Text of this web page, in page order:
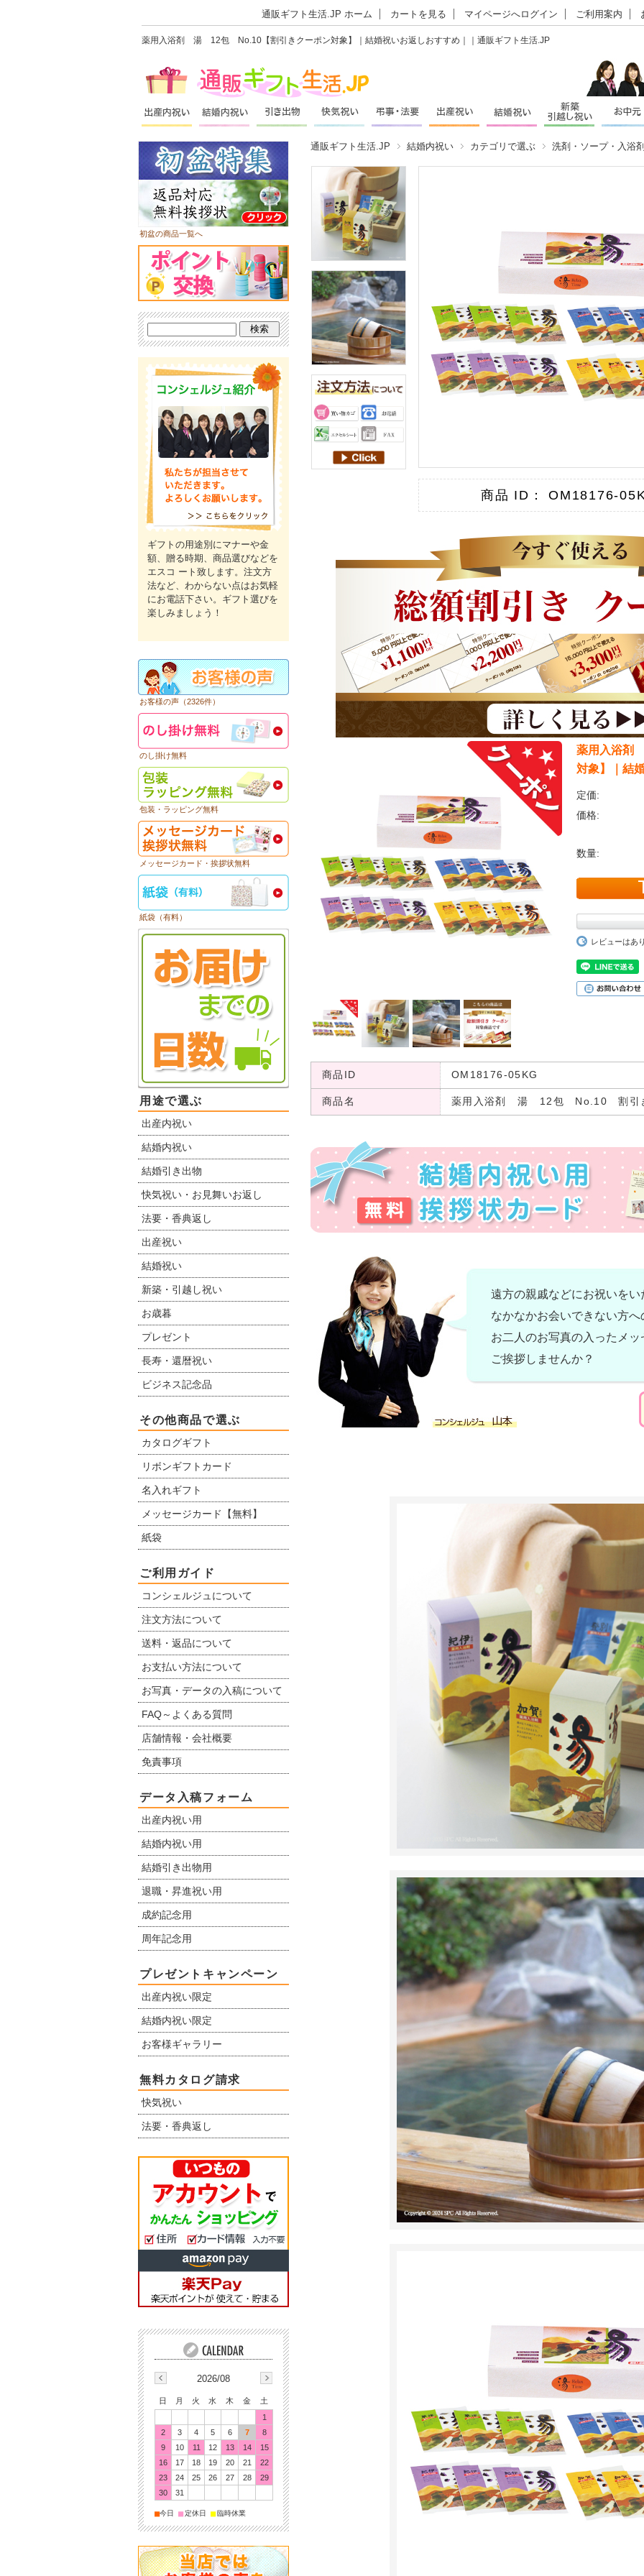
通販ギフト生活.JP ホーム カートを見る マイページへログイン ご利用案内
薬用入浴剤 湯 12包 No.10【割引きクーポン対象】｜結婚祝いお返しおすすめ｜｜通販ギフト生活.JP
通販ギフト生活.JP 結婚内祝い カテゴリで選ぶ 洗剤・ソープ・入浴
商品 ID： OM18176-
薬用入浴剤
対象】｜結
定価:
価格:
数量:
レビューはあ
商品ID OM18176-05KG
商品名 薬用入浴剤 湯 12包 No.10 割引
遠方の親戚などにお祝いを
なかなかお会いできない方
お二人のお写真の入ったメ
ご挨拶しませんか？
初盆の商品一覧へ
ギフトの用途別にマナーや金
額、贈る時期、商品選びなどを
エスコ ート致します。注文方
法など、わからない点はお気軽
にお電話下さい。ギフト選びを
楽しみましょう！
お客様の声（2326件）
のし掛け無料
包装・ラッピング無料
メッセージカード・挨拶状無料
紙袋（有料）
用途で選ぶ
出産内祝い
結婚内祝い
結婚引き出物
快気祝い・お見舞いお返し
法要・香典返し
出産祝い
結婚祝い
新築・引越し祝い
お歳暮
プレゼント
長寿・還暦祝い
ビジネス記念品
その他商品で選ぶ
カタログギフト
リボンギフトカード
名入れギフト
メッセージカード【無料】
紙袋
ご利用ガイド
コンシェルジュについて
注文方法について
送料・返品について
お支払い方法について
お写真・データの入稿について
FAQ～よくある質問
店舗情報・会社概要
免責事項
データ入稿フォーム
出産内祝い用
結婚内祝い用
結婚引き出物用
退職・昇進祝い用
成約記念用
周年記念用
プレゼントキャンペーン
出産内祝い限定
結婚内祝い限定
お客様ギャラリー
無料カタログ請求
快気祝い
法要・香典返し
2026/08
日 月 火 水 木 金
土
1
2
3 4 5 6 7
8
9
10 11 12 13 14
15
16
17 18 19 20 21
22
23
24 25 26 27 28
29
30
31
■今日 ■定休日 ■臨時休業